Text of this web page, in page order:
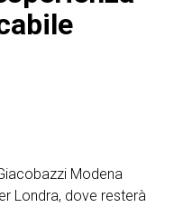
Modena
Londra, dove resterà